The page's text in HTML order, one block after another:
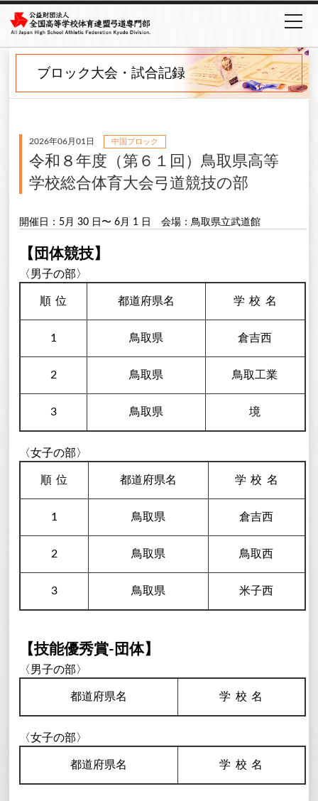
ブロック大会・試合記録
2026年06月01日 中国ブロック
令和８年度（第６１回）鳥取県高等
学校総合体育大会弓道競技の部
開催日：5月 30 日〜 6月 1 日 会場：鳥取県立武道館
【団体競技】
〈男子の部〉
順位 都道府県名 学校 名
1 鳥取県 倉吉西
2 鳥取県 鳥取工業
3 鳥取県 境
〈女子の部〉
順位 都道府県名 学校 名
1 鳥取県 倉吉西
2 鳥取県 鳥取西
3 鳥取県 米子西
【技能優秀賞-団体】
〈男子の部〉
都道府県名 学校名
〈女子の部〉
都道府県名 学校名